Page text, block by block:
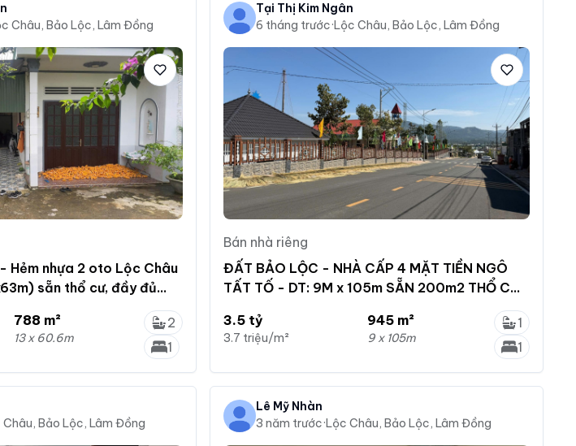
Châu, Bảo Lộc, Lâm Đồng
Hẻm nhựa 2 oto Lộc Châu
sẵn thổ cư, đầy đủ
788 m²
13 x 60.6m
2
1
Tại Thị Kim Ngân
6 tháng trước·Lộc Châu, Bảo Lộc, Lâm Đồng
Bán nhà riêng
ĐẤT BẢO LỘC - NHÀ CẤP 4 MẶT TIỀN NGÔ
TẤT TỐ - DT: 9M x 105m SẴN 200m2 THỔ CƯ
3.5 tỷ
3.7 triệu/m²
945 m²
9 x 105m
1
1
Châu, Bảo Lộc, Lâm Đồng
Lê Mỹ Nhàn
3 năm trước·Lộc Châu, Bảo Lộc, Lâm Đồng